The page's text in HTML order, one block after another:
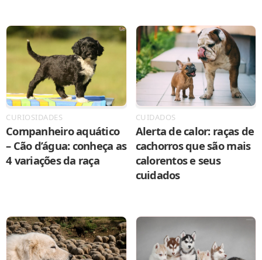
CURIOSIDADES
Companheiro aquático
– Cão d’água: conheça as
4 variações da raça
CUIDADOS
Alerta de calor: raças de
cachorros que são mais
calorentos e seus
cuidados